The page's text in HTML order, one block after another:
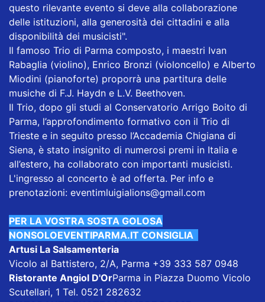
questo rilevante evento si deve alla collaborazione
delle istituzioni, alla generosità dei cittadini e alla
disponibilità dei musicisti".
Il famoso Trio di Parma composto, i maestri Ivan
Rabaglia (violino), Enrico Bronzi (violoncello) e Alberto
Miodini (pianoforte) proporrà una partitura delle
musiche di F.J. Haydn e L.V. Beethoven.
Il Trio, dopo gli studi al Conservatorio Arrigo Boito di
Parma, l’approfondimento formativo con il Trio di
Trieste e in seguito presso l’Accademia Chigiana di
Siena, è stato insignito di numerosi premi in Italia e
all’estero, ha collaborato con importanti musicisti.
L'ingresso al concerto è ad offerta. Per info e
prenotazioni: eventimluigialions@gmail.com
PER LA VOSTRA SOSTA GOLOSA
NONSOLOEVENTIPARMA.IT CONSIGLIA
Artusi La Salsamenteria
Vicolo al Battistero, 2/A, Parma +39 333 587 0948
Ristorante Angiol D'OrParma in Piazza Duomo Vicolo
Scutellari, 1 Tel. 0521 282632